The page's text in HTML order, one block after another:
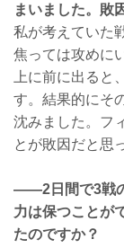
まいました。敗
私が考えていた
焦っては攻めに
上に前に出ると
す。結果的にそ
沈みました。フ
とが敗因だと思
――2日間で3戦
力は保つことが
たのですか？